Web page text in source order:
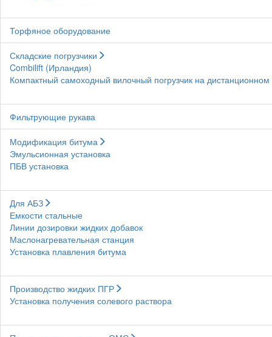
Торфяное оборудование
Складские погрузчики
Combilift (Ирландия)
Компактный самоходный вилочный погрузчик на
Фильтрующие рукава
Модификация битума
Эмульсионная установка
ПБВ установка
Для АБЗ
Емкости стальные
Линии дозировки жидких добавок
Маслонагревательная станция
Установка плавления битума
Производство жидких ПГР
Установка получения солевого раствора